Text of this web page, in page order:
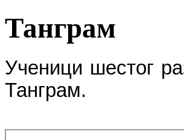
Танграм
Ученици шестог
Танграм.